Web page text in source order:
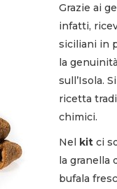
Grazie ai
infatti,
siciliani in
la
sull’Isola.
ricetta
chimici.
Nel kit ci
la granella
bufala